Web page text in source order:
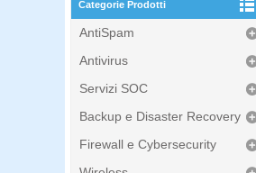
Categorie Prodotti
AntiSpam
Antivirus
Servizi SOC
Backup e Disaster Recovery
Firewall e Cybersecurity